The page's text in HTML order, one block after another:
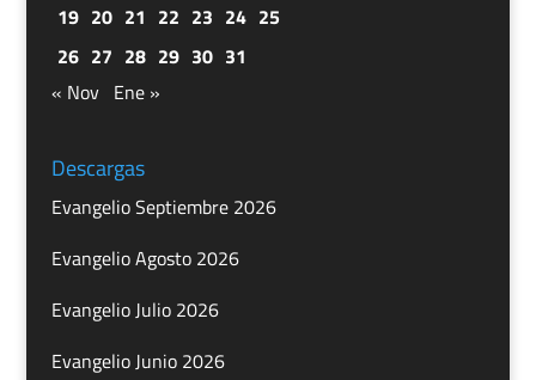
19 20 21 22 23 24 25
26 27 28 29 30 31
« Nov Ene »
Descargas
Evangelio Septiembre 2026
Evangelio Agosto 2026
Evangelio Julio 2026
Evangelio Junio 2026